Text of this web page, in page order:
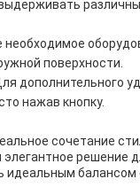
необходимое
поверхности.
дополнительного
нажав кнопку.
сочетание
решение
балансом